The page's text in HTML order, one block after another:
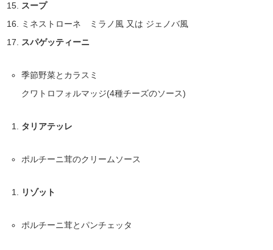
スープ
ミネストローネ ミラノ風 又は ジェノバ風
スパゲッティーニ
季節野菜とカラスミ
クワトロフォルマッジ(4種チーズのソース)
タリアテッレ
ポルチーニ茸のクリームソース
リゾット
ポルチーニ茸とパンチェッタ